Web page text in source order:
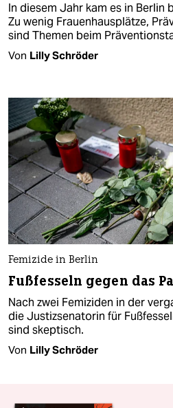
In diesem Jahr kam es in Berlin
Zu wenig Frauenhausplätze,
sind Themen beim
Von Lilly Schröder
Femizide in Berlin
Fußfesseln gegen das
Nach zwei Femiziden in der
die Justiz­senatorin für
sind skeptisch.
Von Lilly Schröder